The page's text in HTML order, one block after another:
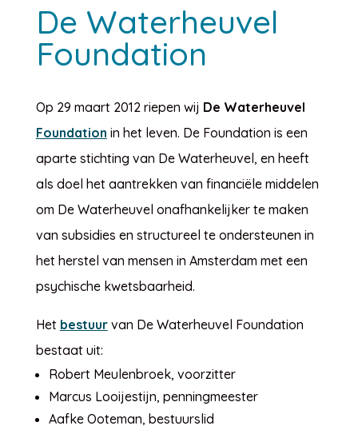
De Waterheuvel
Foundation
Op 29 maart 2012 riepen wij De Waterheuvel
Foundation in het leven. De Foundation is een
aparte stichting van De Waterheuvel, en heeft
als doel het aantrekken van financiële middelen
om De Waterheuvel onafhankelijker te maken
van subsidies en structureel te ondersteunen in
het herstel van mensen in Amsterdam met een
psychische kwetsbaarheid.
Het bestuurvan De Waterheuvel Foundation
bestaat uit:
Robert Meulenbroek, voorzitter
Marcus Looijestijn, penningmeester
Aafke Ooteman, bestuurslid